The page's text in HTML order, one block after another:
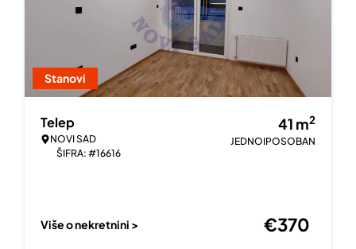
Stanovi
Telep
NOVI SAD
ŠIFRA: #16616
41 m2
JEDNOIPOSOBAN
Više o nekretnini > €370